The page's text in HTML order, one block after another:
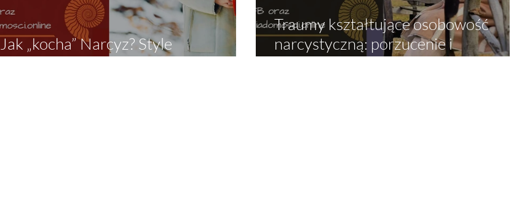
Jak „kocha” Narcyz? Style
Traumy kształtujące osobowość
narcystyczną: porzucenie i